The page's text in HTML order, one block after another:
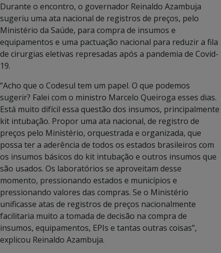
Durante o encontro, o governador Reinaldo Azambuja
sugeriu uma ata nacional de registros de preços, pelo
Ministério da Saúde, para compra de insumos e
equipamentos e uma pactuação nacional para reduzir a fila
de cirurgias eletivas represadas após a pandemia de Covid-
19.
“Acho que o Codesul tem um papel. O que podemos
sugerir? Falei com o ministro Marcelo Queiroga esses dias.
Está muito difícil essa questão dos insumos, principalmente
kit intubação. Propor uma ata nacional, de registro de
preços pelo Ministério, orquestrada e organizada, que
possa ter a aderência de todos os estados brasileiros com
os insumos básicos do kit intubação e outros insumos que
são usados. Os laboratórios se aproveitam desse
momento, pressionando estados e municípios e
pressionando valores das compras. Se o Ministério
unificasse atas de registros de preços nacionalmente
facilitaria muito a tomada de decisão na compra de
insumos, equipamentos, EPIs e tantas outras coisas”,
explicou Reinaldo Azambuja.